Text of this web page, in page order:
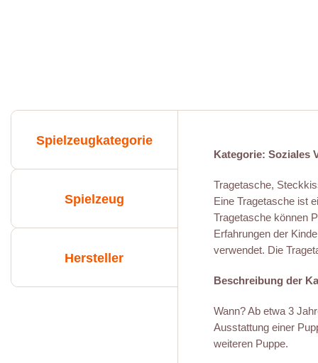
Spielzeugkategorie
Spielzeug
Hersteller
Kategorie: Soziales
Tragetasche,
Eine Tragetasche ist
Tragetasche können
Erfahrungen der
verwendet. Die
Beschreibung der
Wann? Ab etwa 3
Ausstattung einer
weiteren Puppe.